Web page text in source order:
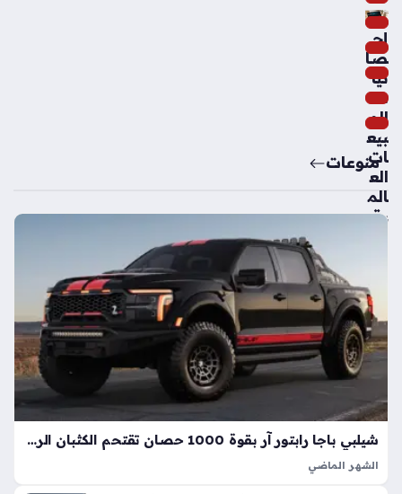
إح
صا
ئيا
ت
الم
بيع
ات
الع
الم
ية
سي
ارة
الك
ة
الأك
اعت
منوعات
شيلبي باجا رابتور آر بقوة 1000 حصان تقتحم الكثبان الرملية بأداء خارق
الشهر الماضي